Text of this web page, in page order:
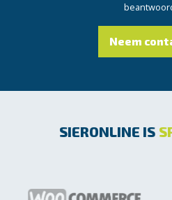
Neem
SIERONLINE IS